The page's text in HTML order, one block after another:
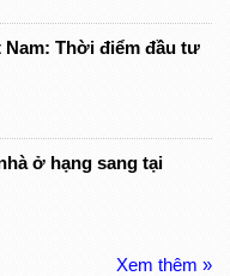
Nam: Thời điểm đầu tư
ở hạng sang tại
Xem thêm »